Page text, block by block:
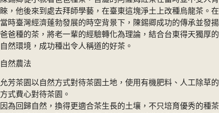
睞，他後來到處去拜師學藝，在臺東這塊淨土上改種烏龍茶。在
當時臺灣經濟蓬勃發展的時空背景下，陳錫卿成功的傳承並發揚
爸爸種的茶，將老一輩的經驗轉化為理論，結合台東得天獨厚的
自然環境，成功種出令人稱道的好茶。
自然農法
允芳茶園以自然方式對待茶園土地，使用有機肥料、人工除草的
方式費心對待茶園。
因為回歸自然，換得更適合茶生長的土壤，不只培育優秀的種茶